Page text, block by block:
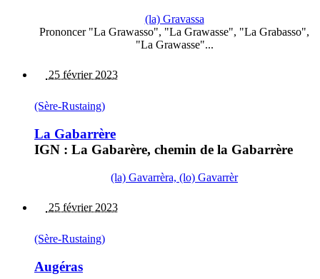
(la) Gravassa
Prononcer "La Grawasso", "La Grawasse", "La Grabasso",
"La Grawasse"...
25 février 2023
(Sère-Rustaing)
La Gabarrère
IGN : La Gabarère, chemin de la Gabarrère
(la) Gavarrèra, (lo) Gavarrèr
25 février 2023
(Sère-Rustaing)
Augéras